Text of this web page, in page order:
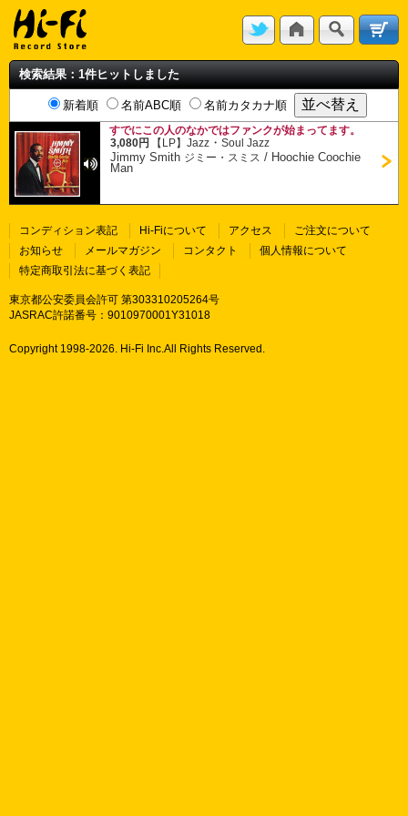
検索結果：1件ヒットしました
新着順 名前ABC順 名前カタカナ順
すでにこの人のなかではファンクが始まってます。
3,080円
【LP】Jazz ・Soul Jazz
Jimmy Smith ジミー・スミス / Hoochie Coochie
Man
コンディション表記 Hi-Fiについて アクセス
ご注文について
お知らせ
メールマガジン コンタクト
個人情報について
特定商取引法に基づく表記
東京都公安委員会許可 第303310205264号
JASRAC許諾番号：9010970001Y31018
Copyright 1998-2026. Hi-Fi Inc.All Rights Reserved.